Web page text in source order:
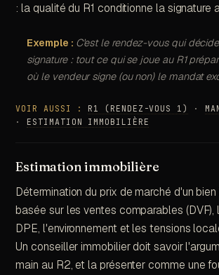
: la qualité du R1 conditionne la signature
Exemple : C'est le rendez-vous qui
signature : tout ce qui se joue au R1
où le vendeur signe (ou non) le mandat
VOIR AUSSI : R1 (RENDEZ-VOUS 1) ·
· ESTIMATION IMMOBILIÈRE
Estimation immobilière
Détermination du prix de marché d'un bien
basée sur les ventes comparables (DVF),
DPE, l'environnement et les tensions
Un conseiller immobilier doit savoir
main au R2, et la présenter comme une